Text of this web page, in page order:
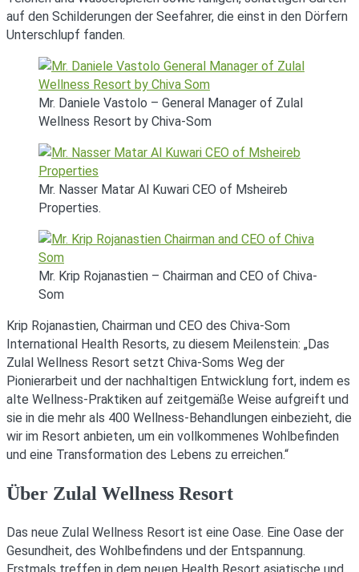
auf den Schilderungen der Seefahrer, die einst in den Dörfern
Unterschlupf fanden.
Mr. Daniele Vastolo – General Manager of Zulal
Wellness Resort by Chiva-Som
Mr. Nasser Matar Al Kuwari CEO of Msheireb
Properties.
Mr. Krip Rojanastien – Chairman and CEO of Chiva-
Som
Krip Rojanastien, Chairman und CEO des Chiva-Som
International Health Resorts, zu diesem Meilenstein: „Das
Zulal Wellness Resort setzt Chiva-Soms Weg der
Pionierarbeit und der nachhaltigen Entwicklung fort, indem es
alte Wellness-Praktiken auf zeitgemäße Weise aufgreift und
sie in die mehr als 400 Wellness-Behandlungen einbezieht, die
wir im Resort anbieten, um ein vollkommenes Wohlbefinden
und eine Transformation des Lebens zu erreichen.“
Über Zulal Wellness Resort
Das neue Zulal Wellness Resort ist eine Oase. Eine Oase der
Gesundheit, des Wohlbefindens und der Entspannung.
Erstmals treffen in dem neuen Health Resort asiatische und